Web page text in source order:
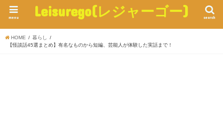
Leisurego(レジャーゴー) search
menu
HOME
暮らし
【怪談話45選まとめ】有名なものから短編、芸能人が体験した実話まで！